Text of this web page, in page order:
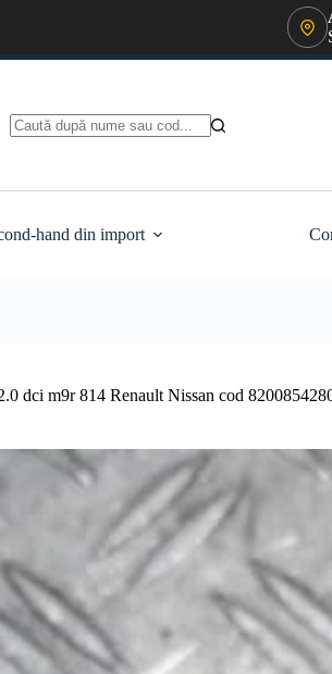
hand din import
dci m9r 814 Renault Nissan cod